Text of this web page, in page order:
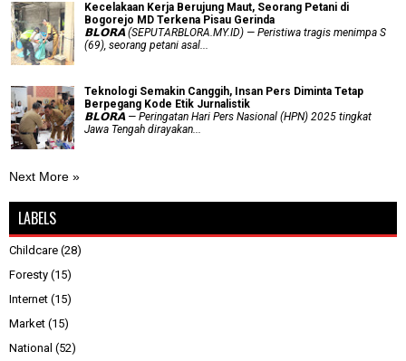
Kecelakaan Kerja Berujung Maut, Seorang Petani di
Bogorejo MD Terkena Pisau Gerinda
𝗕𝗟𝗢𝗥𝗔 (SEPUTARBLORA.MY.ID) — Peristiwa tragis menimpa S
(69), seorang petani asal...
Teknologi Semakin Canggih, Insan Pers Diminta Tetap
Berpegang Kode Etik Jurnalistik
𝗕𝗟𝗢𝗥𝗔 — Peringatan Hari Pers Nasional (HPN) 2025 tingkat
Jawa Tengah dirayakan...
Next More »
LABELS
Childcare (28)
Foresty (15)
Internet (15)
Market (15)
National (52)